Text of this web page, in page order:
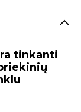
tinkanti